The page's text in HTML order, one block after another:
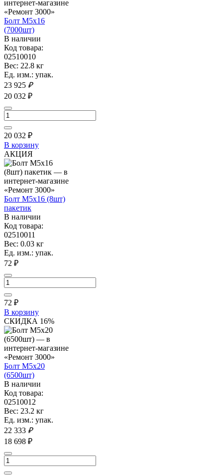
Болт М5х16
(7000шт)
В наличии
Код товара:
02510010
Вес: 22.8 кг
Ед. изм.: упак.
23 925 ₽
20 032 ₽
20 032 ₽
В корзину
АКЦИЯ
Болт М5х16 (8шт)
пакетик
В наличии
Код товара:
02510011
Вес: 0.03 кг
Ед. изм.: упак.
72 ₽
72 ₽
В корзину
СКИДКА 16%
Болт М5х20
(6500шт)
В наличии
Код товара:
02510012
Вес: 23.2 кг
Ед. изм.: упак.
22 333 ₽
18 698 ₽